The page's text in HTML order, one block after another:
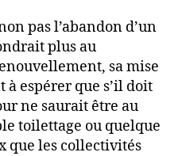
pas l’abandon d’un
plus au
sa mise
à espérer que s’il doit
ne saurait être au
toilettage ou quelque
que les collectivités